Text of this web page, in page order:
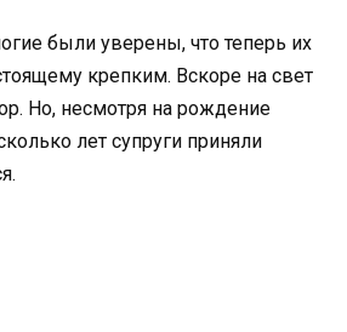
были уверены, что теперь их
крепким. Вскоре на свет
Но, несмотря на рождение
лет супруги приняли